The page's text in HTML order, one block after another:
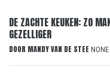
DE ZACHTE KEUKEN: ZO
GEZELLIGER
DOOR MANDY VAN DE STEE NONE